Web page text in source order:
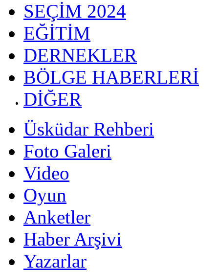
SEÇİM 2024
EĞİTİM
DERNEKLER
BÖLGE HABERLERİ
DİĞER
Üsküdar Rehberi
Foto Galeri
Video
Oyun
Anketler
Haber Arşivi
Yazarlar